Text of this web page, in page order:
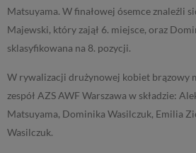
Matsuyama. W finałowej ósemce znaleźli
Majewski, który zajął 6. miejsce, oraz
sklasyfikowana na 8. pozycji.
W rywalizacji drużynowej kobiet brązowy
zespół AZS AWF Warszawa w składzie:
Matsuyama, Dominika Wasilczuk, Emilia
Wasilczuk.